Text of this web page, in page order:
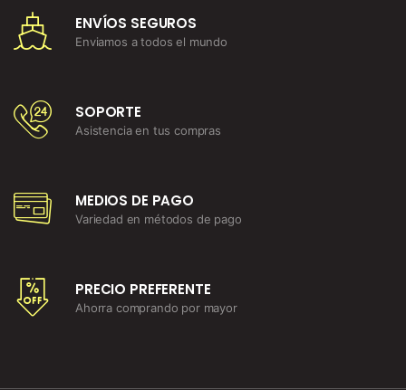
ENVÍOS SEGUROS
Enviamos a todos el mundo
SOPORTE
Asistencia en tus compras
MEDIOS DE PAGO
Variedad en métodos de pago
PRECIO PREFERENTE
Ahorra comprando por mayor